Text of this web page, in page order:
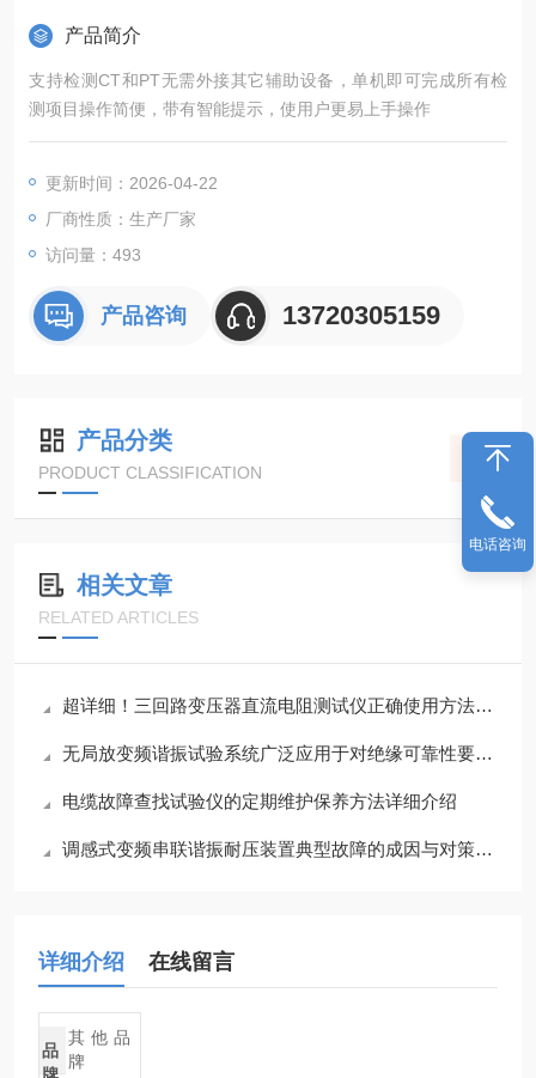
产品简介
支持检测CT和PT无需外接其它辅助设备，单机即可完成所有检
测项目操作简便，带有智能提示，使用户更易上手操作
更新时间：2026-04-22
厂商性质：生产厂家
访问量：493
产品咨询 13720305159
产品分类
PRODUCT CLASSIFICATION
相关文章
RELATED ARTICLES
超详细！三回路变压器直流电阻测试仪正确使用方法大公开
无局放变频谐振试验系统广泛应用于对绝缘可靠性要求高的关键领域
电缆故障查找试验仪的定期维护保养方法详细介绍
调感式变频串联谐振耐压装置典型故障的成因与对策分享
详细介绍 在线留言
品
牌
其他品
牌
电话咨询